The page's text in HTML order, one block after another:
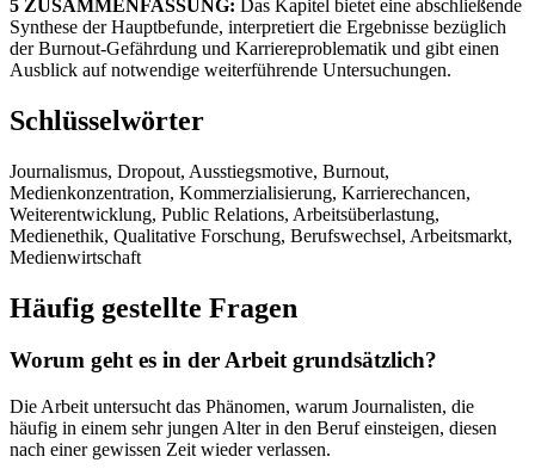
5 ZUSAMMENFASSUNG: Das Kapitel bietet eine abschließende
Synthese der Hauptbefunde, interpretiert die Ergebnisse bezüglich
der Burnout-Gefährdung und Karriereproblematik und gibt einen
Ausblick auf notwendige weiterführende Untersuchungen.
Schlüsselwörter
Journalismus, Dropout, Ausstiegsmotive, Burnout,
Medienkonzentration, Kommerzialisierung, Karrierechancen,
Weiterentwicklung, Public Relations, Arbeitsüberlastung,
Medienethik, Qualitative Forschung, Berufswechsel, Arbeitsmarkt,
Medienwirtschaft
Häufig gestellte Fragen
Worum geht es in der Arbeit grundsätzlich?
Die Arbeit untersucht das Phänomen, warum Journalisten, die
häufig in einem sehr jungen Alter in den Beruf einsteigen, diesen
nach einer gewissen Zeit wieder verlassen.